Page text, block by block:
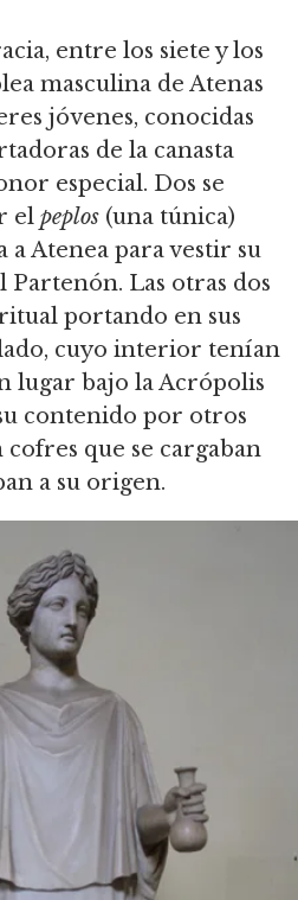
entre los siete y los
masculina de Atenas
jóvenes, conocidas
de la canasta
especial. Dos se
el peplos (una túnica)
a Atenea para vestir su
Partenón. Las otras dos
portando en sus
cuyo interior tenían
lugar bajo la Acrópolis
contenido por otros
que se cargaban
a su origen.